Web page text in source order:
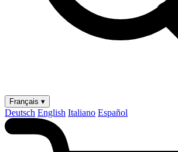
Français ▾
Deutsch English Italiano Español